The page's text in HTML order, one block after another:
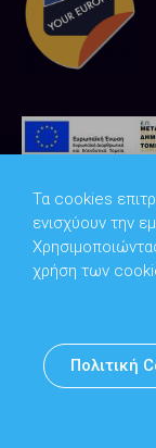
Copyright ©
Υπεύθυνος
Τα cookies
ενισχύουν την
χρήση των
Πολιτική